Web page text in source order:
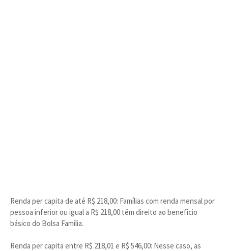
Renda per capita de até R$ 218,00: Famílias com renda mensal por
pessoa inferior ou igual a R$ 218,00 têm direito ao benefício
básico do Bolsa Família.
Renda per capita entre R$ 218,01 e R$ 546,00: Nesse caso, as